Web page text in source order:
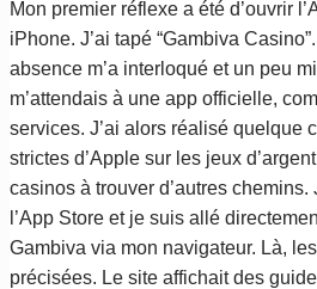
Mon premier réflexe a été d’ouvrir
iPhone. J’ai tapé “Gambiva
absence m’a interloqué et un peu
m’attendais à une app officielle,
services. J’ai alors réalisé quelque
strictes d’Apple sur les jeux
casinos à trouver d’autres chemins.
l’App Store et je suis allé
Gambiva via mon navigateur. Là,
précisées. Le site affichait des